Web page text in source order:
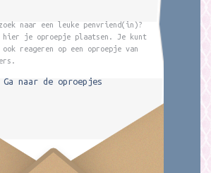
naar een leuke penvriend(in)?
hier je oproepje plaatsen. Je kunt
reageren op een oproepje van
Ga naar de oproepjes